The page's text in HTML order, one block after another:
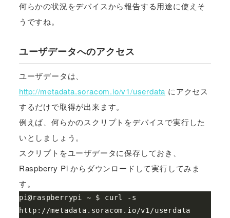
何らかの状況をデバイスから報告する用途に使えそ
うですね。
ユーザデータへのアクセス
ユーザデータは、
http://metadata.soracom.io/v1/userdata にアクセス
するだけで取得が出来ます。
例えば、何らかのスクリプトをデバイスで実行した
いとしましょう。
スクリプトをユーザデータに保存しておき、
Raspberry Pi からダウンロードして実行してみま
す。
pi@raspberrypi ~ $ curl -s
http://metadata.soracom.io/v1/userdata